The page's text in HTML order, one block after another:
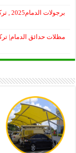
مظلات حدائق الدمام|